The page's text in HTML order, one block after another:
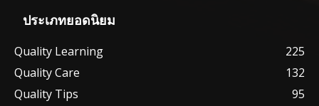
ประเภทยอดนิยม
Quality Learning
225
Quality Care
132
Quality Tips
95